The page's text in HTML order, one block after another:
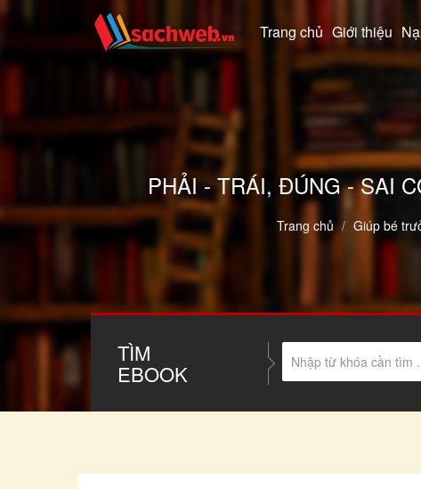
Trang chủ Giới thiệu
PHẢI - TRÁI, ĐÚNG - SAI
Trang chủ Giúp bé
TÌM
EBOOK